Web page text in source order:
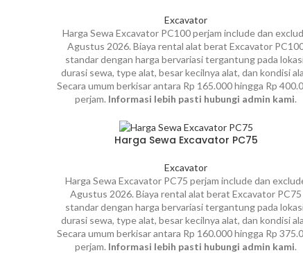
Excavator
Harga Sewa Excavator PC100 perjam include dan
Agustus 2026. Biaya rental alat berat Excavator
standar dengan harga bervariasi tergantung pada
durasi sewa, type alat, besar kecilnya alat, dan kondisi
Secara umum berkisar antara Rp 165.000 hingga Rp
perjam. Informasi lebih pasti hubungi admin kami.
Harga Sewa Excavator PC75
Excavator
Harga Sewa Excavator PC75 perjam include dan
Agustus 2026. Biaya rental alat berat Excavator PC75
standar dengan harga bervariasi tergantung pada
durasi sewa, type alat, besar kecilnya alat, dan kondisi
Secara umum berkisar antara Rp 160.000 hingga Rp
perjam. Informasi lebih pasti hubungi admin kami.